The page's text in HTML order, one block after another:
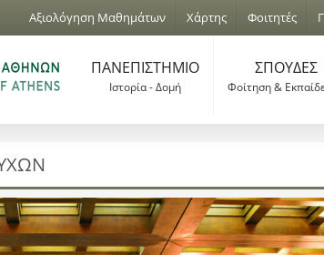
Jump to navigation
Αξιολόγηση Μαθημάτων Χάρτης Φοιτητές
ΠΑΝΕΠΙΣΤΗΜΙΟ
Ιστορία - Δομή
ΣΠΟΥΔΕΣ
Φοίτηση &